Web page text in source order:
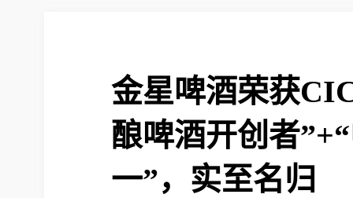
获取验证码
《隐私政策》
金星啤酒荣获
酿啤酒开创者
一”，实至名归